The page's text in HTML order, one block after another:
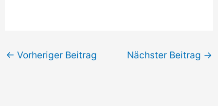
← Vorheriger Beitrag Nächster Beitrag →